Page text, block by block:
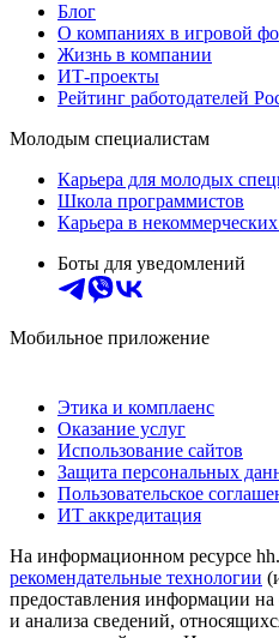
Блог
О компаниях в игровой
Жизнь в компании
ИТ-проекты
Рейтинг работодателей
Молодым специалистам
Карьера для молодых
Школа программистов
Карьера в
Боты для уведомлений
Мобильное приложение
Этика и комплаенс
Оказание услуг
Использование сайтов
Защита персональных
Пользовательское
ИТ аккредитация
На информационном ресурсе
рекомендательные технологии
предоставления информации на
и анализа сведений,